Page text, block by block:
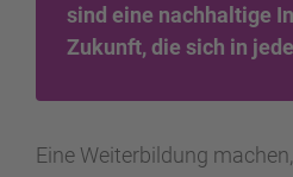
sind eine nachhaltige
Zukunft, die sich in
Eine Weiterbildung